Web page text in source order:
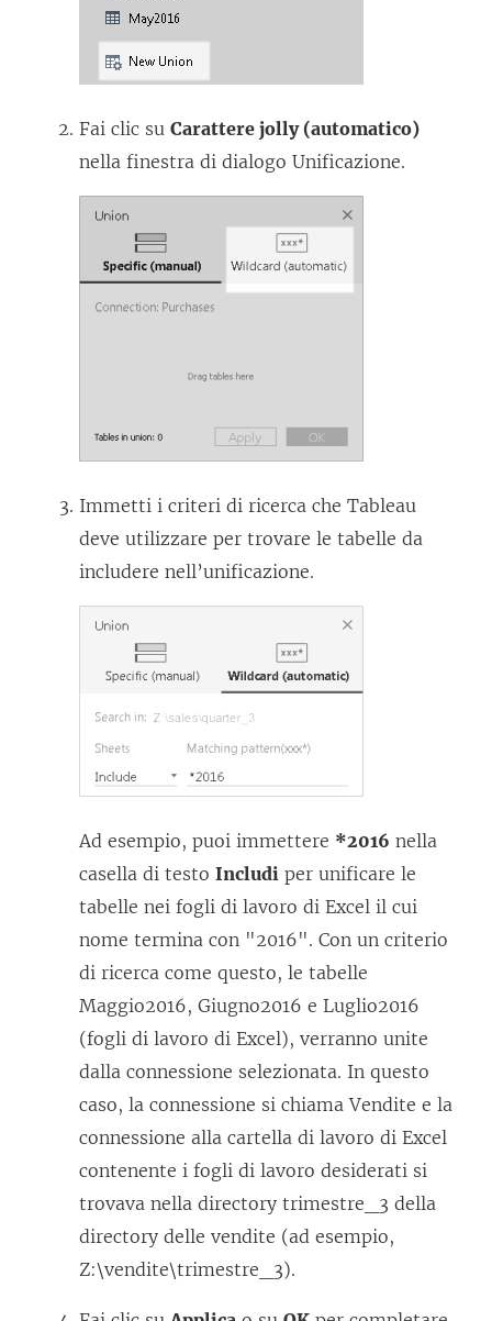
Fai clic su Carattere jolly (automatico)
nella finestra di dialogo Unificazione.
Immetti i criteri di ricerca che Tableau
deve utilizzare per trovare le tabelle da
includere nell’unificazione.
Ad esempio, puoi immettere *2016 nella
casella di testo Includi per unificare le
tabelle nei fogli di lavoro di Excel il cui
nome termina con "2016". Con un criterio
di ricerca come questo, le tabelle
Maggio2016, Giugno2016 e Luglio2016
(fogli di lavoro di Excel), verranno unite
dalla connessione selezionata. In questo
caso, la connessione si chiama Vendite e la
connessione alla cartella di lavoro di Excel
contenente i fogli di lavoro desiderati si
trovava nella directory trimestre_3 della
directory delle vendite (ad esempio,
Z:\vendite\trimestre_3).